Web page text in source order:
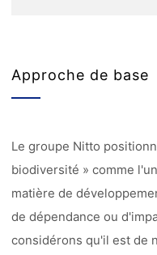
Approche de base
Le groupe Nitto
biodiversité » comme
matière de
de dépendance ou
considérons qu'il est de